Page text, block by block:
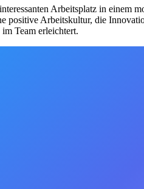
Arbeitsplatz in einem
positive Arbeitskultur, die
Team erleichtert.